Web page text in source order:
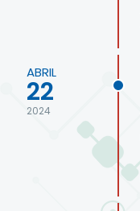
ABRIL
22
2024